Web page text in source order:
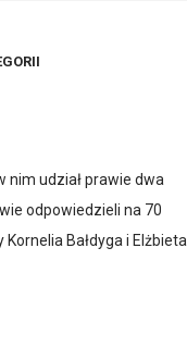
nim udział prawie dwa
odpowiedzieli na 70
Bałdyga i Elżbieta